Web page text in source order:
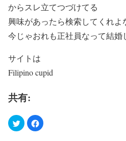
からスレ立てつづけてる
興味があったら検索してくれよ
今じゃおれも正社員なって結
サイトは
Filipino cupid
共有: